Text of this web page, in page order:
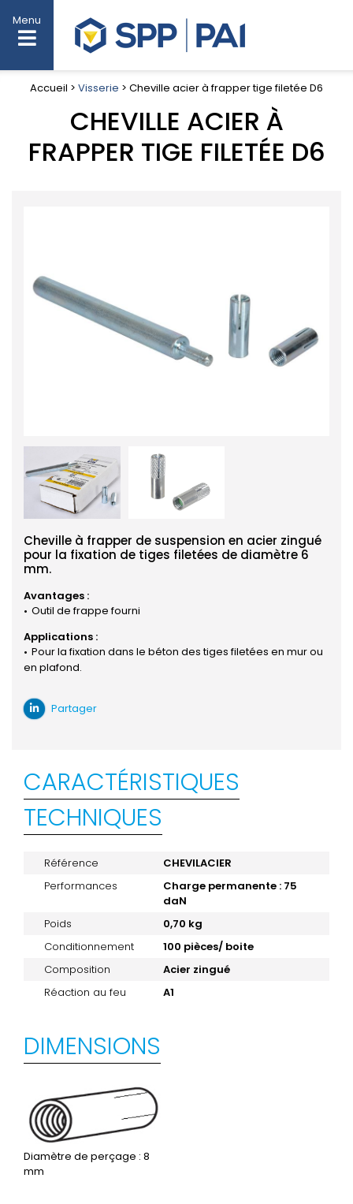
Menu
Accueil > Visserie > Cheville acier à frapper tige filetée D6
CHEVILLE ACIER À
FRAPPER TIGE FILETÉE D6
Cheville à frapper de suspension en acier zingué
pour la fixation de tiges filetées de diamètre 6
mm.
Avantages :
Outil de frappe fourni
Applications :
Pour la fixation dans le béton des tiges filetées en mur ou
en plafond.
Partager
CARACTÉRISTIQUES
TECHNIQUES
Référence
CHEVILACIER
Performances
Charge permanente : 75
daN
Poids
0,70 kg
Conditionnement
100 pièces/ boite
Composition
Acier zingué
Réaction au feu
A1
DIMENSIONS
Diamètre de perçage : 8
mm